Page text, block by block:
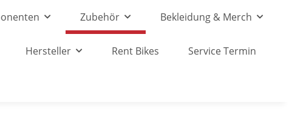
Zubehör Bekleidung & Merch
Hersteller Rent Bikes Service Termin